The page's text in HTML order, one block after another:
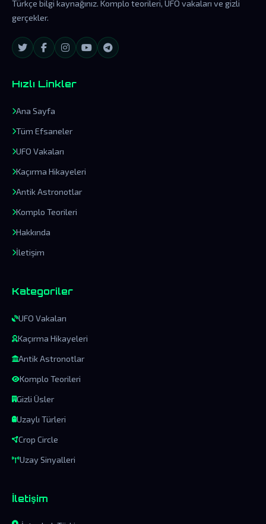
Türkçe bilgi kaynağınız. Komplo teorileri, UFO vakaları ve gizli
gerçekler.
Hızlı Linkler
Ana Sayfa
Tüm Efsaneler
UFO Vakaları
Kaçırma Hikayeleri
Antik Astronotlar
Komplo Teorileri
Hakkında
İletişim
Kategoriler
UFO Vakaları
Kaçırma Hikayeleri
Antik Astronotlar
Komplo Teorileri
Gizli Üsler
Uzaylı Türleri
Crop Circle
Uzay Sinyalleri
İletişim